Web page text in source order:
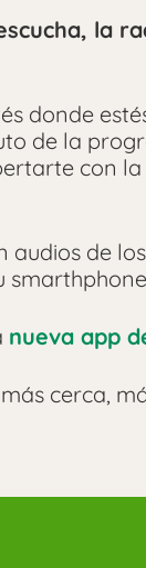
la
donde
de la
con
audios de
nueva app
cerca,